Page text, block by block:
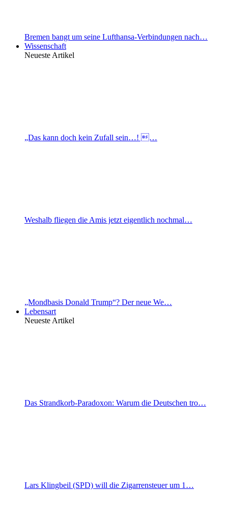
Bremen bangt um seine Lufthansa-Verbindungen nach…
Wissenschaft
Neueste Artikel
„Das kann doch kein Zufall sein…! …
Weshalb fliegen die Amis jetzt eigentlich nochmal…
„Mondbasis Donald Trump“? Der neue We…
Lebensart
Neueste Artikel
Das Strandkorb-Paradoxon: Warum die Deutschen tro…
Lars Klingbeil (SPD) will die Zigarrensteuer um 1…